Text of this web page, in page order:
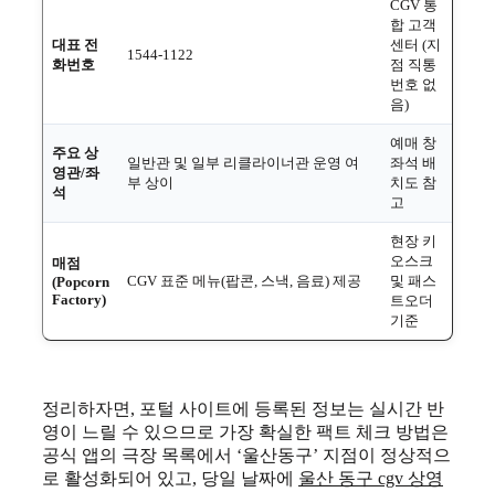
대표 전
화번호
1544-1122
CGV 통
합 고객
센터 (지
점 직통
번호 없
음)
주요 상
영관/좌
석
일반관 및 일부 리클라이너관 운영 여
부 상이
예매 창
좌석 배
치도 참
고
매점
(Popcorn
Factory)
CGV 표준 메뉴(팝콘, 스낵, 음료) 제공
현장 키
오스크
및 패스
트오더
기준
정리하자면, 포털 사이트에 등록된 정보는 실시간 반
영이 느릴 수 있으므로 가장 확실한 팩트 체크 방법은
공식 앱의 극장 목록에서 ‘울산동구’ 지점이 정상적으
로 활성화되어 있고, 당일 날짜에 울산 동구 cgv 상영